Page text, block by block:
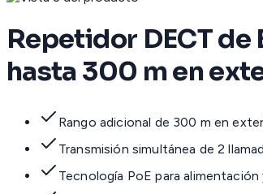
Repetidor DECT de
hasta 300 m en
Rango adicional de 300 m en
Transmisión simultánea de 2
Tecnología PoE para